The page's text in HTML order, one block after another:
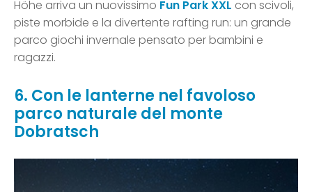
Höhe arriva un nuovissimo Fun Park XXL con scivoli,
piste morbide e la divertente rafting run: un grande
parco giochi invernale pensato per bambini e
ragazzi.
6. Con le lanterne nel favoloso
parco naturale del monte
Dobratsch